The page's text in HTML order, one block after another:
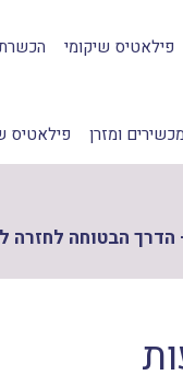
פילאטיס שיקומי
ומזרן פילאטיס
הבטוחה לחזרה